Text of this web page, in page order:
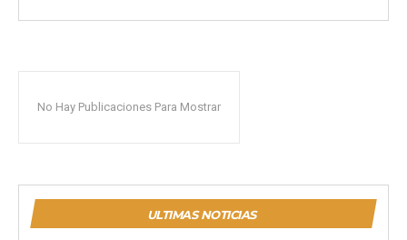
No Hay Publicaciones Para Mostrar
ULTIMAS NOTICIAS